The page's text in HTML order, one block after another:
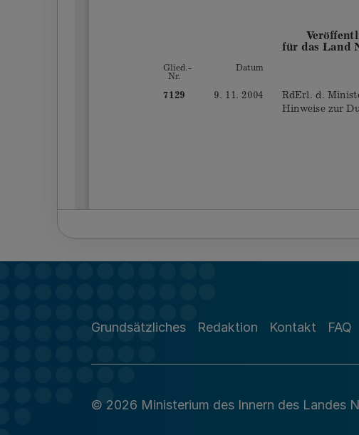
Grundsätzliches Redaktion Kontakt FAQ
© 2026 Ministerium des Innern des Landes